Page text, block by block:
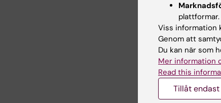
ARTICLE:
The impact of
quality of life after
Bilen K; Ponzer S;
Alla
plattformar.
Viss information
Genom att
Du kan när som
Mer information
Read this
Tillåt